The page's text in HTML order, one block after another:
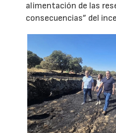
alimentación de las
consecuencias” del